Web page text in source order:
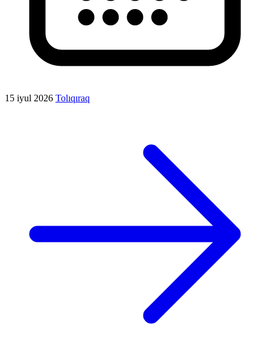
15 iyul 2026 Tolıqıraq